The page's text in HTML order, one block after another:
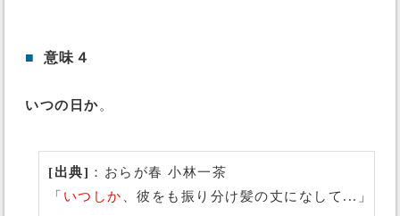
■ 意味４
いつの日か。
[出典] ：おらが春 小林一茶
「 いつしか 、彼をも振り分け髪の丈になして...」